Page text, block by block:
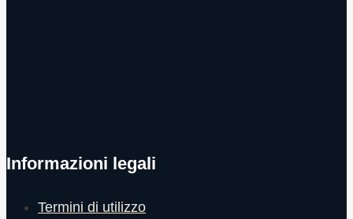
Informazioni legali
Termini di utilizzo